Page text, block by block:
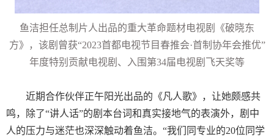
鱼洁担任总制片人出品的重大革命题材电视剧《破晓东
方》，该剧曾获“2023首都电视节目春推会·首制协年会推优”
年度特别贡献电视剧、入围第34届电视剧飞天奖等
近期合作伙伴正午阳光出品的《凡人歌》，让她颇感共
鸣，除了“讲人话”的剧本台词和真实接地气的表演外，剧中
人的压力与迷茫也深深触动着鱼洁。“我们同专业的20位同学